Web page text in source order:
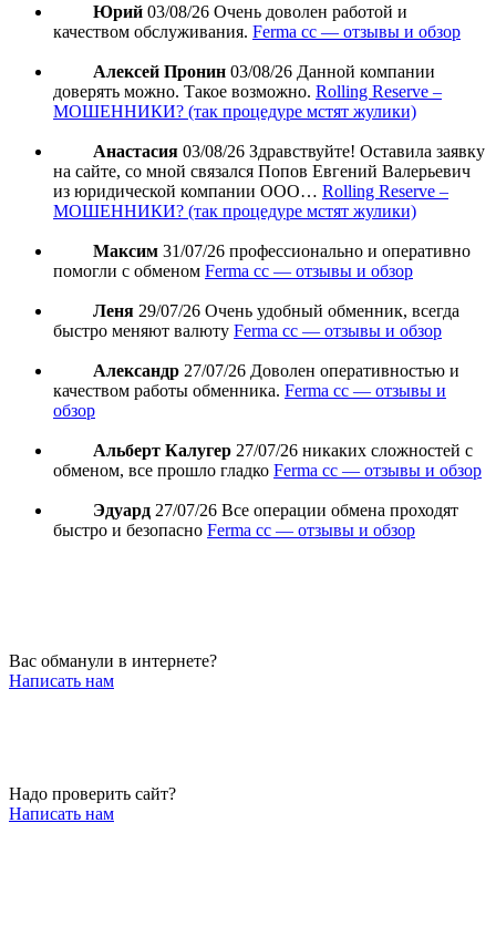
Юрий 03/08/26 Очень доволен работой и
качеством обслуживания. Ferma cc — отзывы и обзор
Алексей Пронин 03/08/26 Данной компании
доверять можно. Такое возможно. Rolling Reserve –
МОШЕННИКИ? (так процедуре мстят жулики)
Анастасия 03/08/26 Здравствуйте! Оставила заявку
на сайте, со мной связался Попов Евгений Валерьевич
из юридической компании ООО… Rolling Reserve –
МОШЕННИКИ? (так процедуре мстят жулики)
Максим 31/07/26 профессионально и оперативно
помогли с обменом Ferma cc — отзывы и обзор
Леня 29/07/26 Очень удобный обменник, всегда
быстро меняют валюту Ferma cc — отзывы и обзор
Александр 27/07/26 Доволен оперативностью и
качеством работы обменника. Ferma cc — отзывы и
обзор
Альберт Калугер 27/07/26 никаких сложностей с
обменом, все прошло гладко Ferma cc — отзывы и обзор
Эдуард 27/07/26 Все операции обмена проходят
быстро и безопасно Ferma cc — отзывы и обзор
Вас обманули в интернете?
Написать нам
Надо проверить сайт?
Написать нам